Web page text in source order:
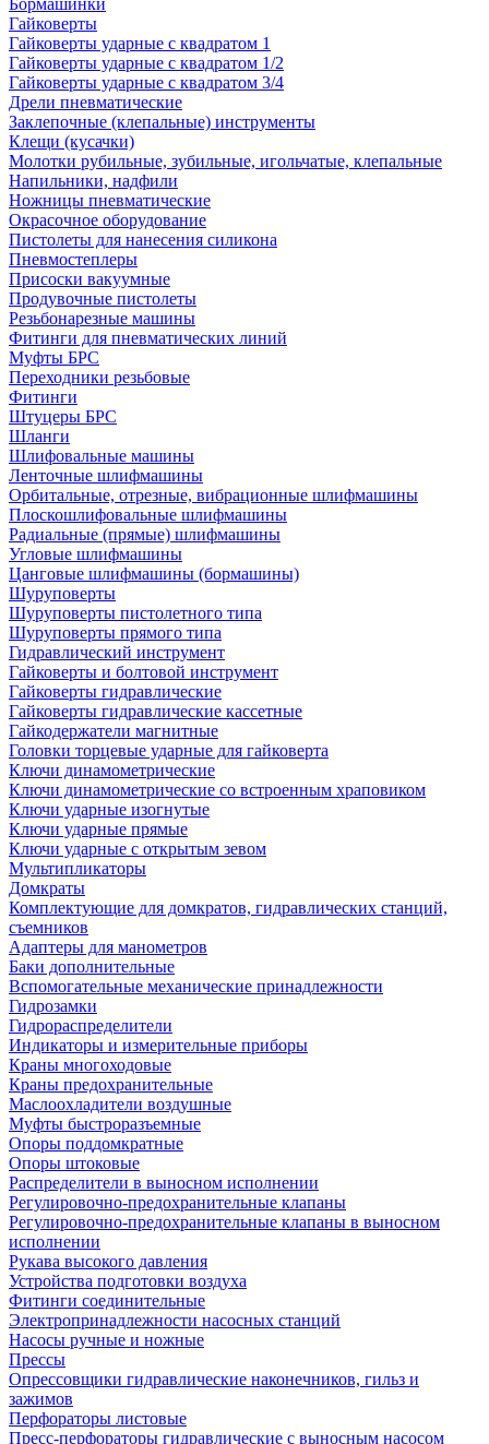
Бормашинки
Гайковерты
Гайковерты ударные с квадратом 1
Гайковерты ударные с квадратом 1/2
Гайковерты ударные с квадратом 3/4
Дрели пневматические
Заклепочные (клепальные) инструменты
Клещи (кусачки)
Молотки рубильные, зубильные, игольчатые, клепальные
Напильники, надфили
Ножницы пневматические
Окрасочное оборудование
Пистолеты для нанесения силикона
Пневмостеплеры
Присоски вакуумные
Продувочные пистолеты
Резьбонарезные машины
Фитинги для пневматических линий
Муфты БРС
Переходники резьбовые
Фитинги
Штуцеры БРС
Шланги
Шлифовальные машины
Ленточные шлифмашины
Орбитальные, отрезные, вибрационные шлифмашины
Плоскошлифовальные шлифмашины
Радиальные (прямые) шлифмашины
Угловые шлифмашины
Цанговые шлифмашины (бормашины)
Шуруповерты
Шуруповерты пистолетного типа
Шуруповерты прямого типа
Гидравлический инструмент
Гайковерты и болтовой инструмент
Гайковерты гидравлические
Гайковерты гидравлические кассетные
Гайкодержатели магнитные
Головки торцевые ударные для гайковерта
Ключи динамометрические
Ключи динамометрические со встроенным храповиком
Ключи ударные изогнутые
Ключи ударные прямые
Ключи ударные с открытым зевом
Мультипликаторы
Домкраты
Комплектующие для домкратов, гидравлических станций,
съемников
Адаптеры для манометров
Баки дополнительные
Вспомогательные механические принадлежности
Гидрозамки
Гидрораспределители
Индикаторы и измерительные приборы
Краны многоходовые
Краны предохранительные
Маслоохладители воздушные
Муфты быстроразъемные
Опоры поддомкратные
Опоры штоковые
Распределители в выносном исполнении
Регулировочно-предохранительные клапаны
Регулировочно-предохранительные клапаны в выносном
исполнении
Рукава высокого давления
Устройства подготовки воздуха
Фитинги соединительные
Электропринадлежности насосных станций
Насосы ручные и ножные
Прессы
Опрессовщики гидравлические наконечников, гильз и
зажимов
Перфораторы листовые
Пресс-перфораторы гидравлические с выносным насосом